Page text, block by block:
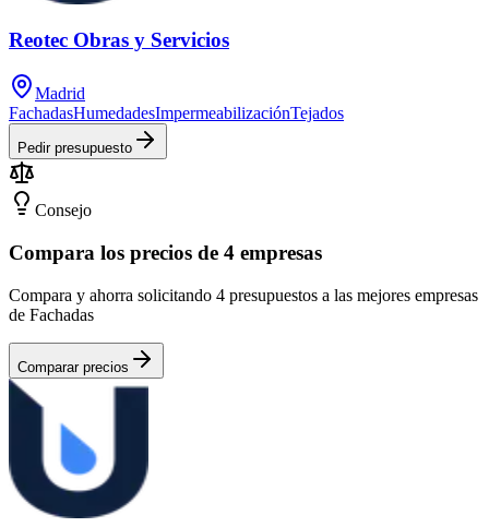
Reotec Obras y Servicios
Madrid
FachadasHumedadesImpermeabilizaciónTejados
Pedir presupuesto
Consejo
Compara los precios de 4 empresas
Compara y ahorra solicitando 4 presupuestos a las mejores empresas
de Fachadas
Comparar precios